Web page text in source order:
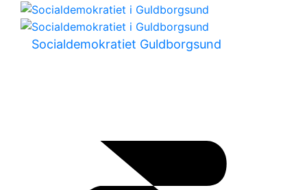
Socialdemokratiet Guldborgsund